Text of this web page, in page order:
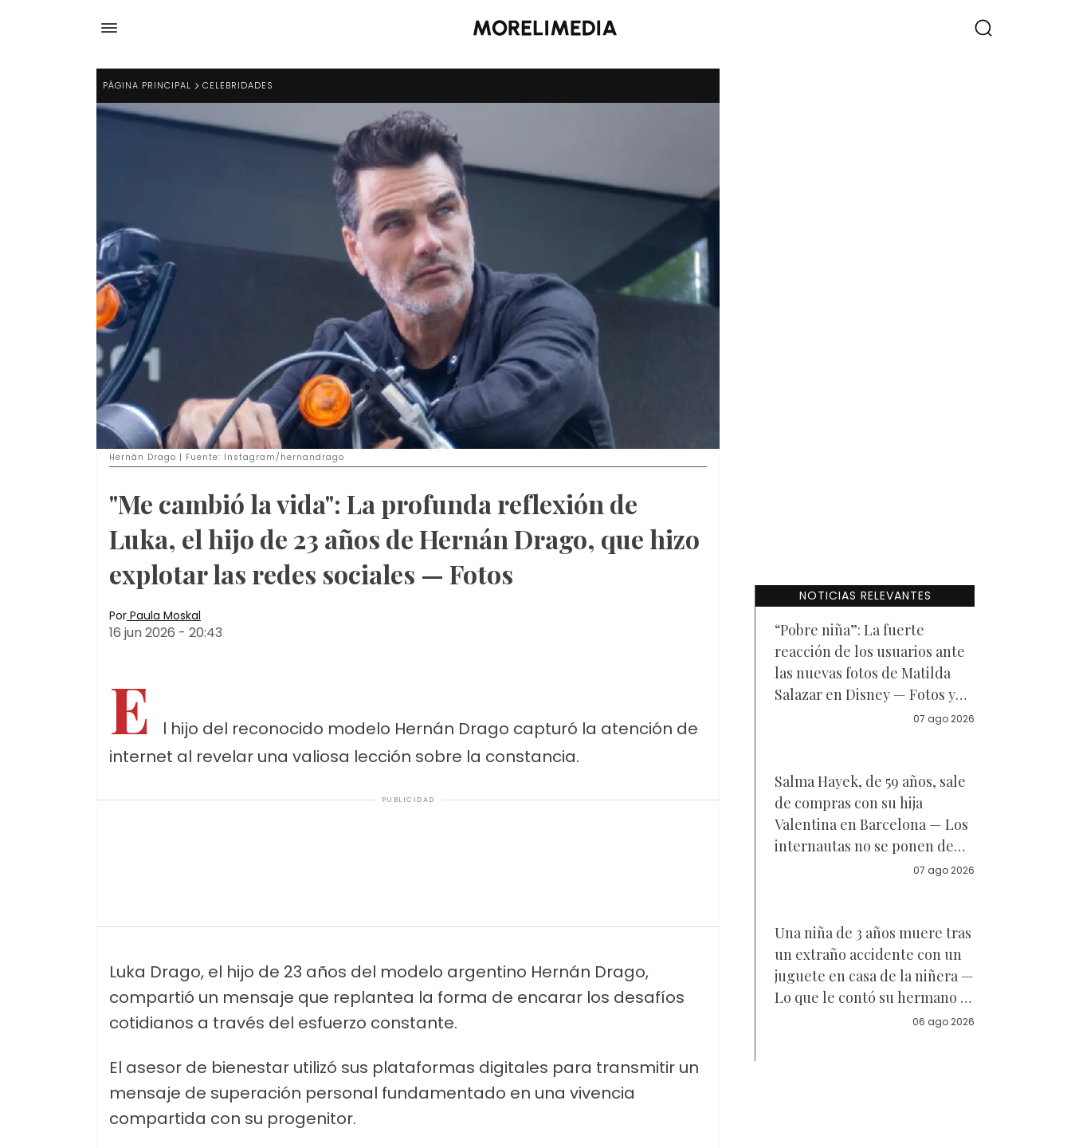
PÁGINA PRINCIPAL CELEBRIDADES
Hernán Drago | Fuente: Instagram/hernandrago
"Me cambió la vida": La profunda reflexión de
Luka, el hijo de 23 años de Hernán Drago, que hizo
explotar las redes sociales — Fotos
Por Paula Moskal
16 jun 2026 - 20:43
E
l hijo del reconocido modelo Hernán Drago capturó la atención de
internet al revelar una valiosa lección sobre la constancia.
PUBLICIDAD
Luka Drago, el hijo de 23 años del modelo argentino Hernán Drago,
compartió un mensaje que replantea la forma de encarar los desafíos
cotidianos a través del esfuerzo constante.
El asesor de bienestar utilizó sus plataformas digitales para transmitir un
mensaje de superación personal fundamentado en una vivencia
compartida con su progenitor.
NOTICIAS RELEVANTES
“Pobre niña”: La fuerte
reacción de los usuarios ante
las nuevas fotos de Matilda
Salazar en Disney — Fotos y
07 ago 2026
Salma Hayek, de 59 años, sale
de compras con su hija
Valentina en Barcelona — Los
internautas no se ponen de
acuerdo sobre a quién se07 ago 2026
Una niña de 3 años muere tras
un extraño accidente con un
juguete en casa de la niñera —
Lo que le contó su hermano a
06 ago 2026